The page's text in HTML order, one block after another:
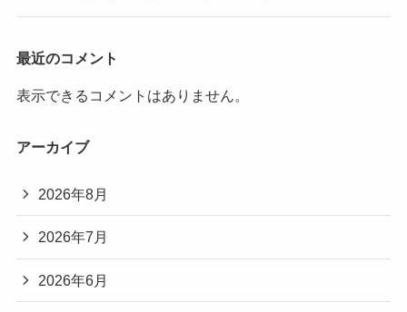
最近のコメント
表示できるコメントはありません。
アーカイブ
2026年8月
2026年7月
2026年6月